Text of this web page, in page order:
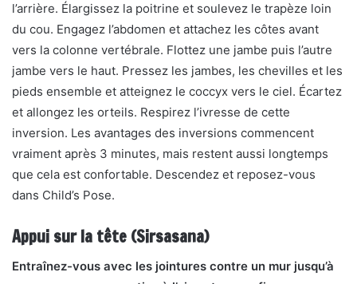
l’arrière. Élargissez la poitrine et soulevez le trapèze loin
du cou. Engagez l’abdomen et attachez les côtes avant
vers la colonne vertébrale. Flottez une jambe puis l’autre
jambe vers le haut. Pressez les jambes, les chevilles et les
pieds ensemble et atteignez le coccyx vers le ciel. Écartez
et allongez les orteils. Respirez l’ivresse de cette
inversion. Les avantages des inversions commencent
vraiment après 3 minutes, mais restent aussi longtemps
que cela est confortable. Descendez et reposez-vous
dans Child’s Pose.
Appui sur la tête (Sirsasana)
Entraînez-vous avec les jointures contre un mur jusqu’à